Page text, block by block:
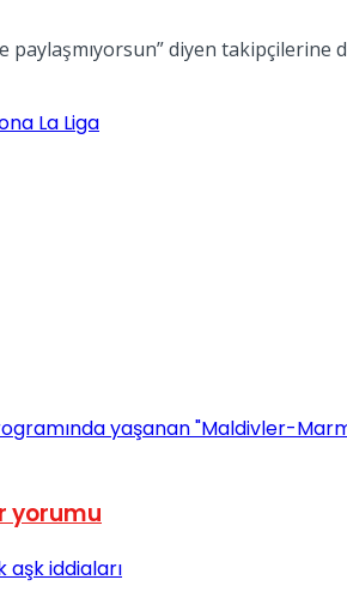
paylaşmıyorsun” diyen
La Liga
yorumu